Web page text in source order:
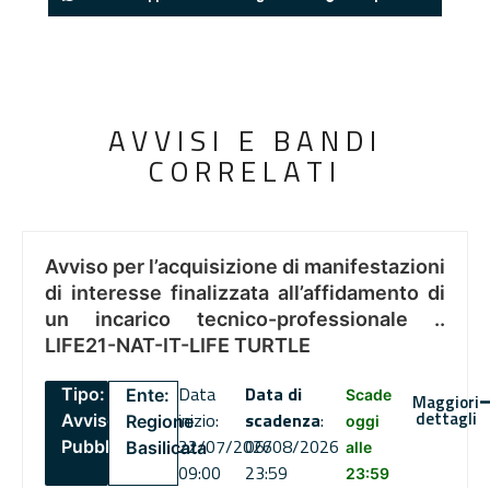
AVVISI E BANDI
CORRELATI
Avviso per l’acquisizione di manifestazioni
di interesse finalizzata all’affidamento di
un incarico tecnico-professionale ..
LIFE21-NAT-IT-LIFE TURTLE
Tipo:
Avviso
Pubblico
Ente:
Regione
Basilicata
Data
inizio:
22/07/2026
09:00
Data di
scadenza:
06/08/2026
23:59
Scade
oggi
alle
23:59
Maggiori
dettagli